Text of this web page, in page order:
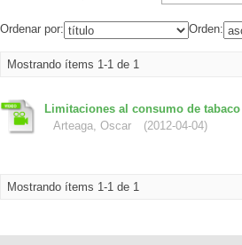
Ordenar por: Orden:
Mostrando ítems 1-1 de 1
Limitaciones al consumo de tabaco
Arteaga, Oscar
(2012-04-04)
Mostrando ítems 1-1 de 1